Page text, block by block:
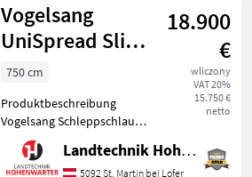
Vogelsang
UniSpread Slide
7,5m (14546)
18.900
€
wliczony
VAT 20%
15.750 €
netto
750 cm
Produktbeschreibung
Vogelsang Schleppschlauch
UniSpread Slide Ich freue
mich, Ihnen im
Landtechnik Hohenwarter GmbH
5092 St. Martin bei Lofer